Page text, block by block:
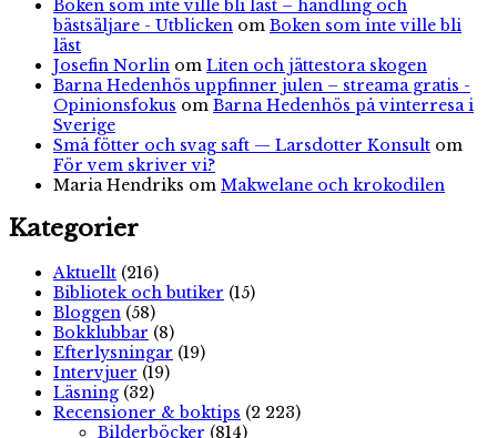
Boken som inte ville bli läst – handling och
bästsäljare - Utblicken om Boken som inte ville bli
läst
Josefin Norlin om Liten och jättestora skogen
Barna Hedenhös uppfinner julen – streama gratis -
Opinionsfokus om Barna Hedenhös på vinterresa i
Sverige
Små fötter och svag saft — Larsdotter Konsult om
För vem skriver vi?
Maria Hendriks om Makwelane och krokodilen
Kategorier
Aktuellt (216)
Bibliotek och butiker (15)
Bloggen (58)
Bokklubbar (8)
Efterlysningar (19)
Intervjuer (19)
Läsning (32)
Recensioner & boktips (2 223)
Bilderböcker (814)